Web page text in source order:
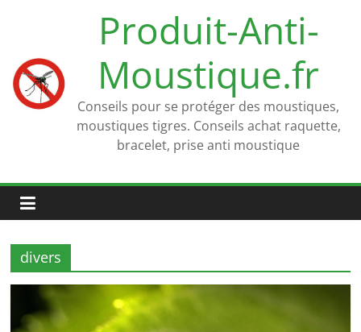
Produit-Anti-
Moustique.fr
Conseils pour se protéger des moustiques,
moustiques tigres. Conseils achat raquette,
bracelet, prise anti moustique
divers